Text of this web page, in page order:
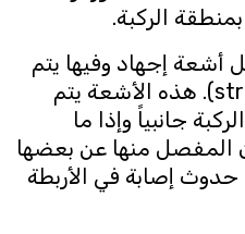
الركبة.
إجهاد وفيها يتم
عمل تحريك (stress x-rays). هذه الأشعة يتم
جانبياً وإذا ما
المفصل منها عن بعضها
إصابة في الأربطة